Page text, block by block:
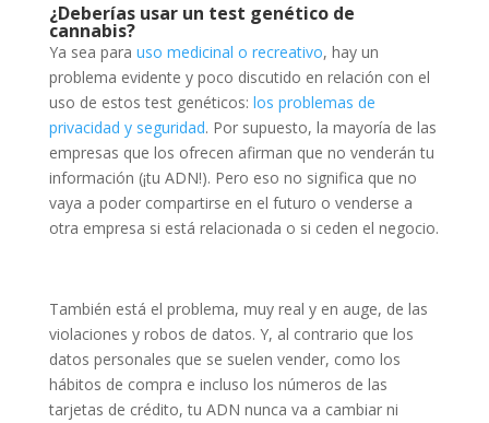
¿Deberías usar un test genético de
cannabis?
Ya sea para uso medicinal o recreativo, hay un
problema evidente y poco discutido en relación con el
uso de estos test genéticos: los problemas de
privacidad y seguridad. Por supuesto, la mayoría de las
empresas que los ofrecen afirman que no venderán tu
información (¡tu ADN!). Pero eso no significa que no
vaya a poder compartirse en el futuro o venderse a
otra empresa si está relacionada o si ceden el negocio.
También está el problema, muy real y en auge, de las
violaciones y robos de datos. Y, al contrario que los
datos personales que se suelen vender, como los
hábitos de compra e incluso los números de las
tarjetas de crédito, tu ADN nunca va a cambiar ni